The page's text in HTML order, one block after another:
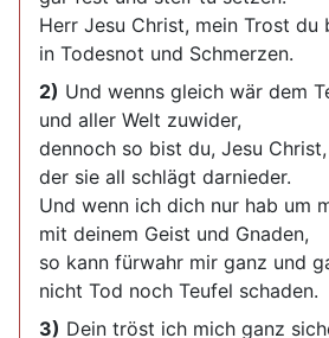
Herr Jesu Christ, mein Trost du
in Todesnot und Schmerzen.
2) Und wenns gleich wär dem
und aller Welt zuwider,
dennoch so bist du, Jesu Christ,
der sie all schlägt darnieder.
Und wenn ich dich nur hab um
mit deinem Geist und Gnaden,
so kann fürwahr mir ganz und
nicht Tod noch Teufel schaden.
3) Dein tröst ich mich ganz